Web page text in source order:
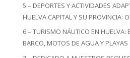
5 – DEPORTES Y ACTIVIDADES
HUELVA CAPITAL Y SU PROVINCIA:
6 – TURISMO NÁUTICO EN HUELVA:
BARCO, MOTOS DE AGUA Y PLAYAS